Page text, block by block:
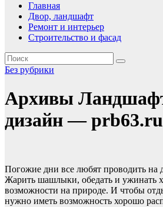
Главная
Двор, ландшафт
Ремонт и интерьер
Строительство и фасад
Без рубрики
Архивы
дизайн — prb63.ru
Погожие дни все любят проводить на
Жарить шашлыки, обедать и ужинать
возможности на природе. И чтобы
нужно иметь возможность хорошо